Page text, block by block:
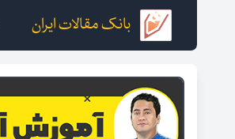
بانک مقالات ایران